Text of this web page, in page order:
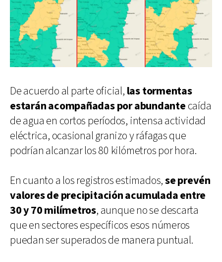
De acuerdo al parte oficial, las tormentas
estarán acompañadas por abundante caída
de agua en cortos períodos, intensa actividad
eléctrica, ocasional granizo y ráfagas que
podrían alcanzar los 80 kilómetros por hora.
En cuanto a los registros estimados,se prevén
valores de precipitación acumulada entre
30 y 70 milímetros, aunque no se descarta
que en sectores específicos esos números
puedan ser superados de manera puntual.